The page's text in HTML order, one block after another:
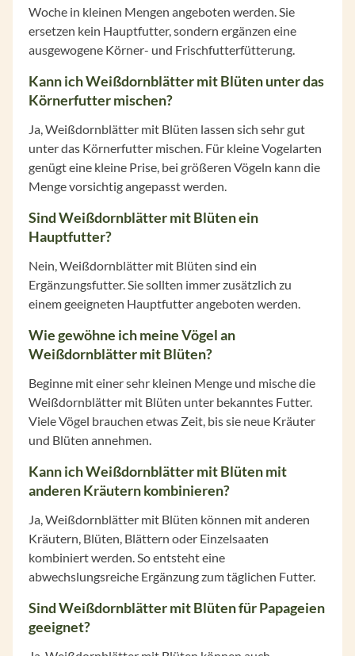
Woche in kleinen Mengen angeboten werden. Sie
ersetzen kein Hauptfutter, sondern ergänzen eine
ausgewogene Körner- und Frischfutterfütterung.
Kann ich Weißdornblätter mit Blüten unter das
Körnerfutter mischen?
Ja, Weißdornblätter mit Blüten lassen sich sehr gut
unter das Körnerfutter mischen. Für kleine Vogelarten
genügt eine kleine Prise, bei größeren Vögeln kann die
Menge vorsichtig angepasst werden.
Sind Weißdornblätter mit Blüten ein
Hauptfutter?
Nein, Weißdornblätter mit Blüten sind ein
Ergänzungsfutter. Sie sollten immer zusätzlich zu
einem geeigneten Hauptfutter angeboten werden.
Wie gewöhne ich meine Vögel an
Weißdornblätter mit Blüten?
Beginne mit einer sehr kleinen Menge und mische die
Weißdornblätter mit Blüten unter bekanntes Futter.
Viele Vögel brauchen etwas Zeit, bis sie neue Kräuter
und Blüten annehmen.
Kann ich Weißdornblätter mit Blüten mit
anderen Kräutern kombinieren?
Ja, Weißdornblätter mit Blüten können mit anderen
Kräutern, Blüten, Blättern oder Einzelsaaten
kombiniert werden. So entsteht eine
abwechslungsreiche Ergänzung zum täglichen Futter.
Sind Weißdornblätter mit Blüten für Papageien
geeignet?